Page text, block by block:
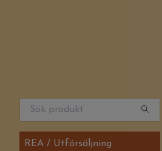
REA / Utförsäljning